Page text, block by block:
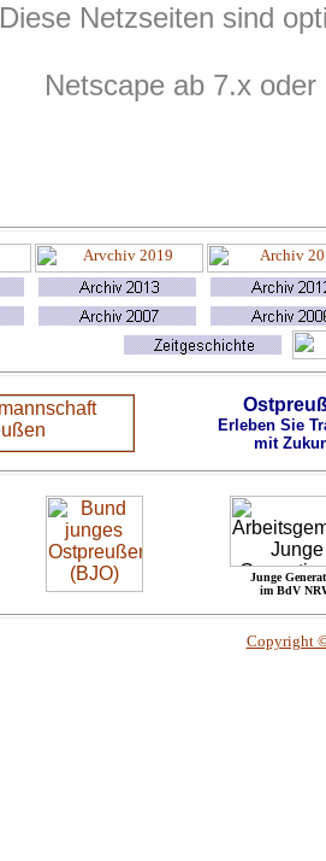
Diese Netzseiten sind
Netscape ab 7.x
Erleben Sie
mit
Junge
im BdV
Copyright